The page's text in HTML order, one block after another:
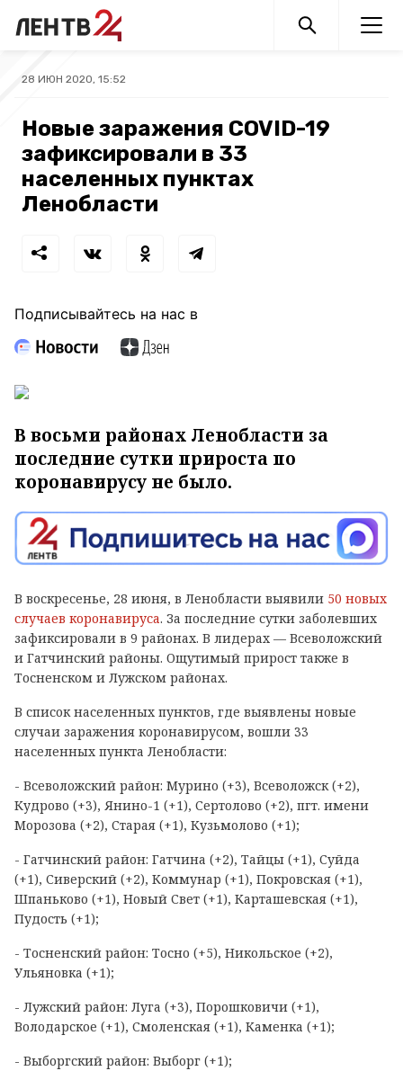
28 ИЮН 2020, 15:52
Новые заражения COVID-19
зафиксировали в 33
населенных пунктах
Ленобласти
Подписывайтесь на нас в
В восьми районах Ленобласти за
последние сутки прироста по
коронавирусу не было.
В воскресенье, 28 июня, в Ленобласти выявили 50 новых
случаев коронавируса. За последние сутки заболевших
зафиксировали в 9 районах. В лидерах — Всеволожский
и Гатчинский районы. Ощутимый прирост также в
Тосненском и Лужском районах.
В список населенных пунктов, где выявлены новые
случаи заражения коронавирусом, вошли 33
населенных пункта Ленобласти:
- Всеволожский район: Мурино (+3), Всеволожск (+2),
Кудрово (+3), Янино-1 (+1), Сертолово (+2), пгт. имени
Морозова (+2), Старая (+1), Кузьмолово (+1);
- Гатчинский район: Гатчина (+2), Тайцы (+1), Суйда
(+1), Сиверский (+2), Коммунар (+1), Покровская (+1),
Шпаньково (+1), Новый Свет (+1), Карташевская (+1),
Пудость (+1);
- Тосненский район: Тосно (+5), Никольское (+2),
Ульяновка (+1);
- Лужский район: Луга (+3), Порошковичи (+1),
Володарское (+1), Смоленская (+1), Каменка (+1);
- Выборгский район: Выборг (+1);